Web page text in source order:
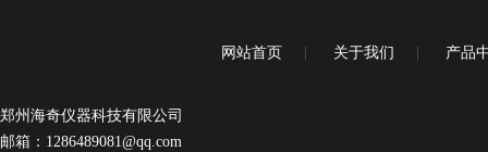
网站首页 关于我们 产品
郑州海奇仪器科技有限公司
邮箱： 1286489081@qq.com